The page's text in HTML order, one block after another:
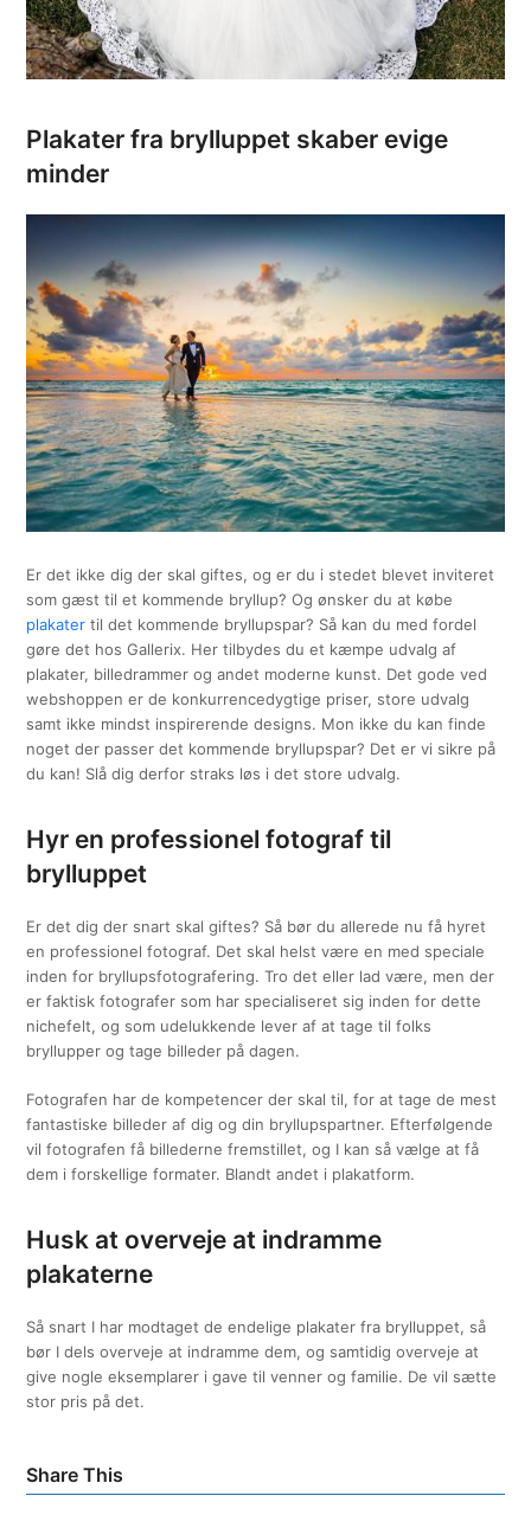
Plakater fra brylluppet skaber evige
minder
Er det ikke dig der skal giftes, og er du i stedet blevet inviteret
som gæst til et kommende bryllup? Og ønsker du at købe
plakater til det kommende bryllupspar? Så kan du med fordel
gøre det hos Gallerix. Her tilbydes du et kæmpe udvalg af
plakater, billedrammer og andet moderne kunst. Det gode ved
webshoppen er de konkurrencedygtige priser, store udvalg
samt ikke mindst inspirerende designs. Mon ikke du kan finde
noget der passer det kommende bryllupspar? Det er vi sikre på
du kan! Slå dig derfor straks løs i det store udvalg.
Hyr en professionel fotograf til
brylluppet
Er det dig der snart skal giftes? Så bør du allerede nu få hyret
en professionel fotograf. Det skal helst være en med speciale
inden for bryllupsfotografering. Tro det eller lad være, men der
er faktisk fotografer som har specialiseret sig inden for dette
nichefelt, og som udelukkende lever af at tage til folks
bryllupper og tage billeder på dagen.
Fotografen har de kompetencer der skal til, for at tage de mest
fantastiske billeder af dig og din bryllupspartner. Efterfølgende
vil fotografen få billederne fremstillet, og I kan så vælge at få
dem i forskellige formater. Blandt andet i plakatform.
Husk at overveje at indramme
plakaterne
Så snart I har modtaget de endelige plakater fra brylluppet, så
bør I dels overveje at indramme dem, og samtidig overveje at
give nogle eksemplarer i gave til venner og familie. De vil sætte
stor pris på det.
Share This